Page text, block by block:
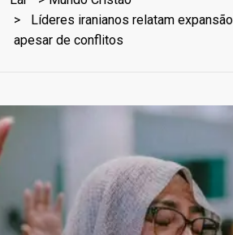
Líderes iranianos relatam
apesar de conflitos